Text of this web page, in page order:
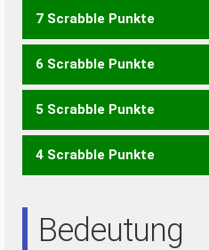
GELB
7 Scrabble Punkte
ELBE GEBE LEBE
6 Scrabble Punkte
BEG GEB LEB EGEL GELE
5 Scrabble Punkte
GEL
4 Scrabble Punkte
Bedeutung